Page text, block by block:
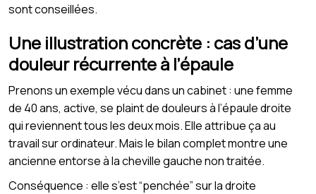
sont conseillées.
Une illustration concrète : cas d’une
douleur récurrente à l’épaule
Prenons un exemple vécu dans un cabinet : une femme
de 40 ans, active, se plaint de douleurs à l’épaule droite
qui reviennent tous les deux mois. Elle attribue ça au
travail sur ordinateur. Mais le bilan complet montre une
ancienne entorse à la cheville gauche non traitée.
Conséquence : elle s’est “penchée” sur la droite